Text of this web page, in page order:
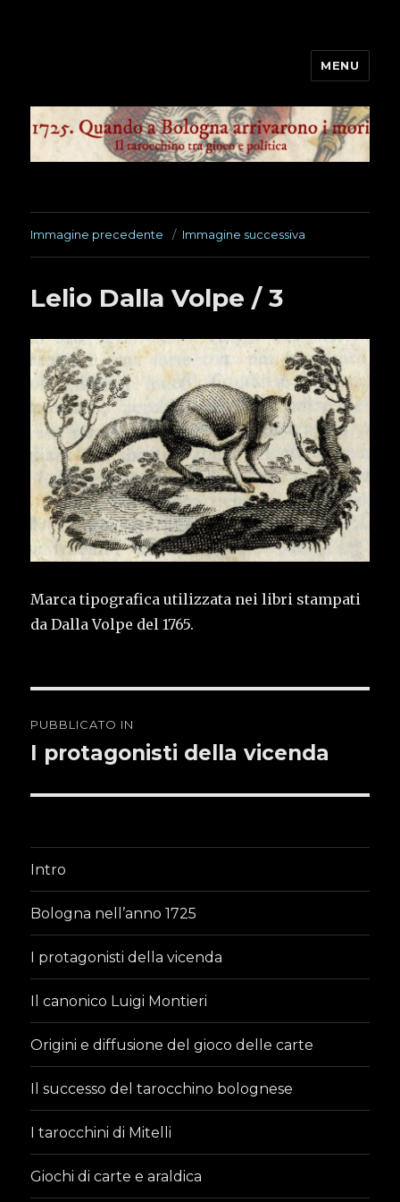
arrivarono i mori
MENU
Immagine precedente Immagine successiva
Lelio Dalla Volpe / 3
Marca tipografica utilizzata nei libri stampati
da Dalla Volpe del 1765.
articoli
PUBBLICATO IN
I protagonisti della vicenda
Intro
Bologna nell’anno 1725
I protagonisti della vicenda
Il canonico Luigi Montieri
Origini e diffusione del gioco delle carte
Il successo del tarocchino bolognese
I tarocchini di Mitelli
Giochi di carte e araldica